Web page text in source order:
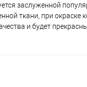
заслуженной
ткани, при окраске
и будет